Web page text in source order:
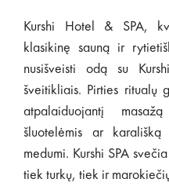
Kurshi Hotel & SPA,
klasikinę sauną ir
nusišveisti odą su
šveitikliais. Pirties ritualų
atpalaiduojantį
šluotelėmis ar
medumi. Kurshi SPA
tiek turkų, tiek ir